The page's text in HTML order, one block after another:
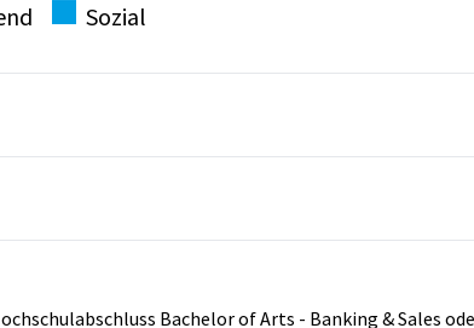
Sozial
Bachelor of Arts - Banking & Sales